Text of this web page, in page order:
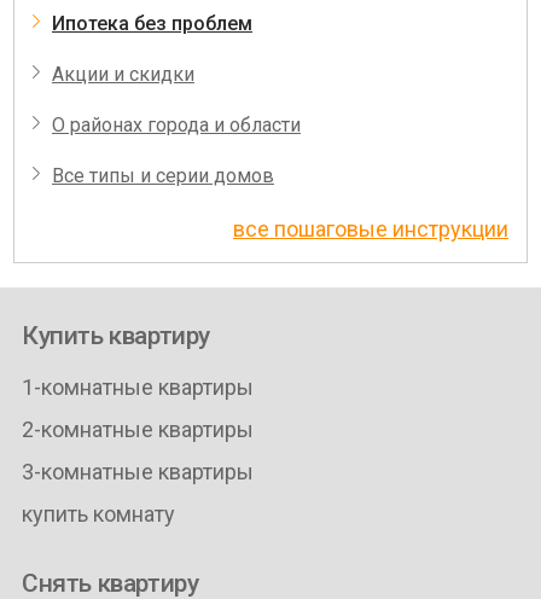
Ипотека без проблем
Акции и скидки
О районах города и области
Все типы и серии домов
все пошаговые инструкции
Купить квартиру
1-комнатные квартиры
2-комнатные квартиры
3-комнатные квартиры
купить комнату
Снять квартиру